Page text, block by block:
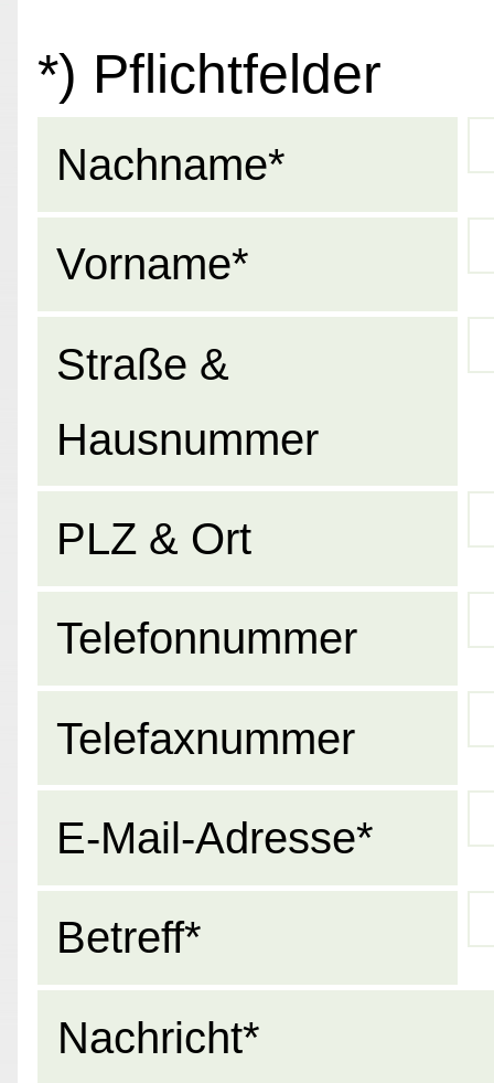
*) Pflichtfelder
Nachname*
Vorname*
Straße &
Hausnummer
PLZ & Ort
Telefonnummer
Telefaxnummer
E-Mail-Adresse*
Betreff*
Nachricht*